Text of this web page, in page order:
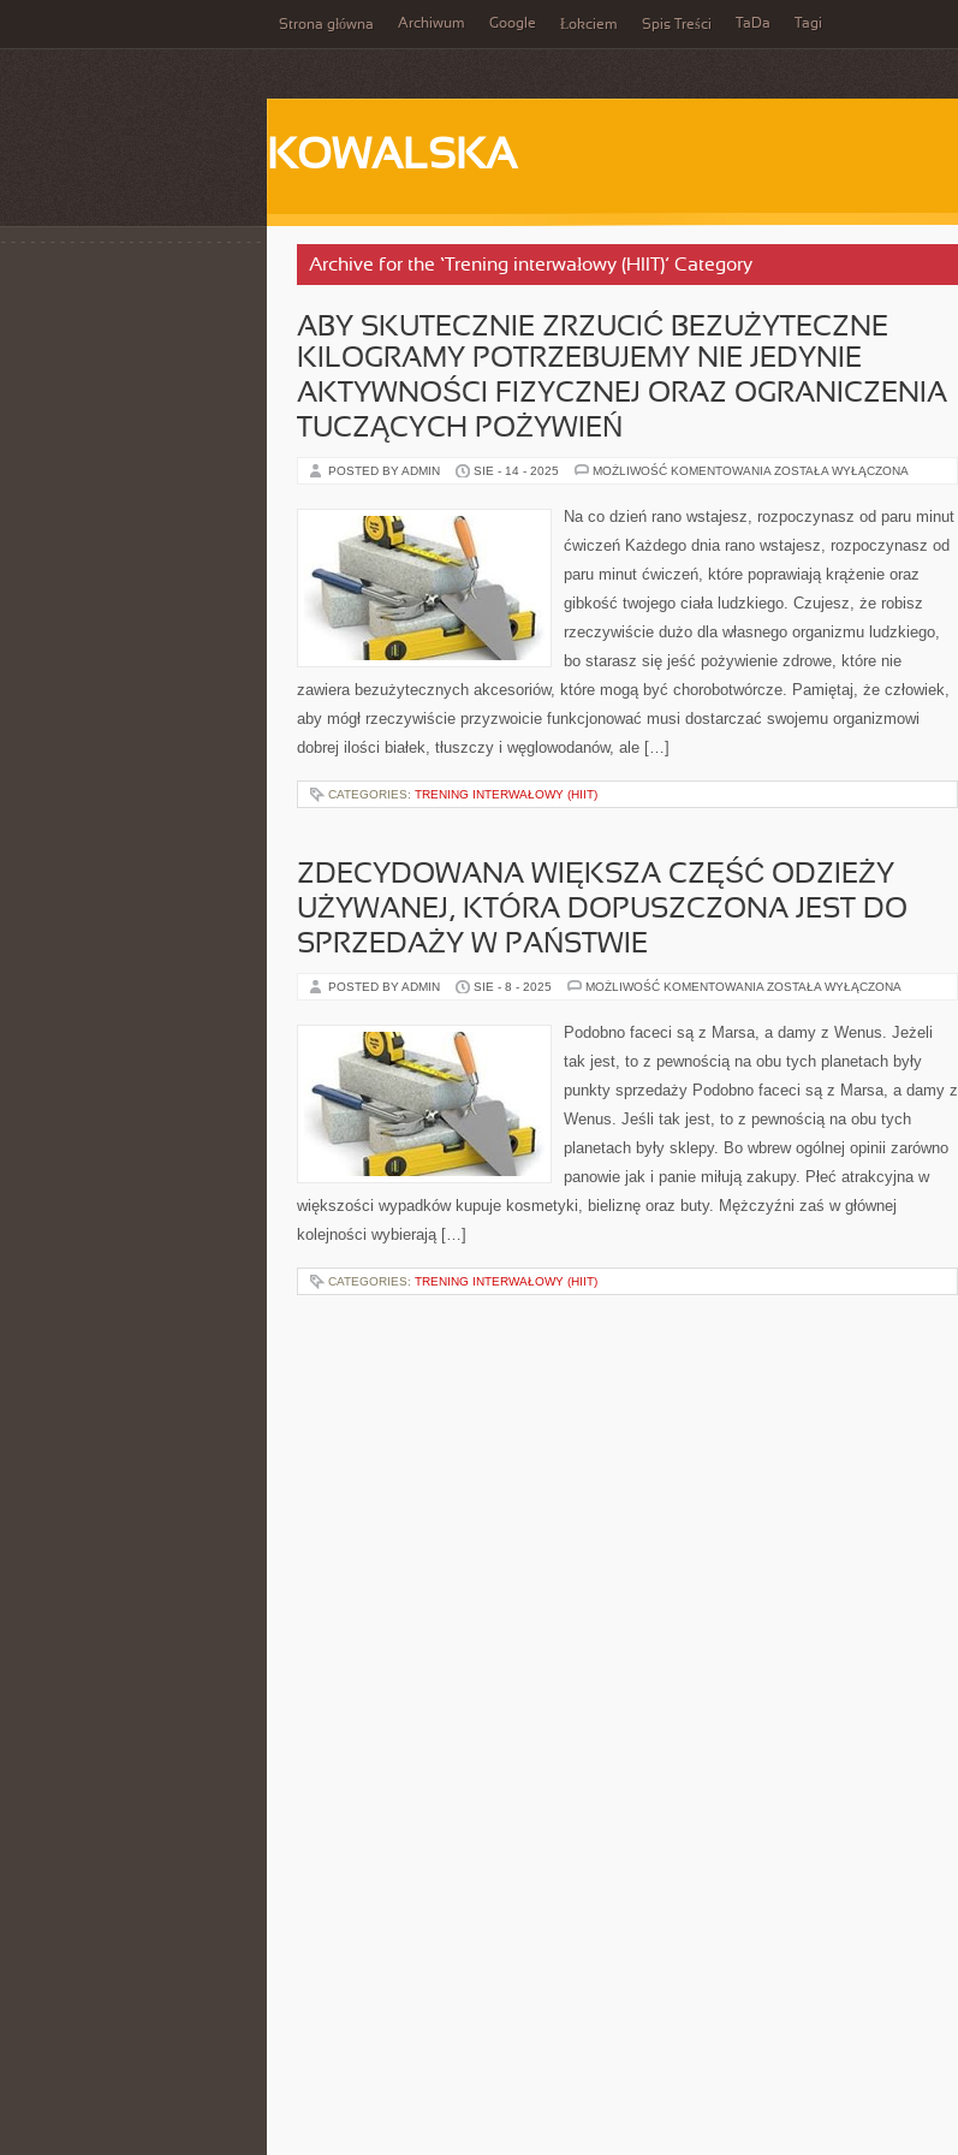
Strona główna Archiwum Google Łokciem Spis Treści TaDa Tagi
KOWALSKA
Archive for the ‘Trening interwałowy (HIIT)’ Category
ABY SKUTECZNIE ZRZUCIĆ BEZUŻYTECZNE
KILOGRAMY POTRZEBUJEMY NIE JEDYNIE
AKTYWNOŚCI FIZYCZNEJ ORAZ OGRANICZENIA
TUCZĄCYCH POŻYWIEŃ
POSTED BY ADMIN SIE - 14 - 2025 MOŻLIWOŚĆ KOMENTOWANIA ABY
KILOGRAMY
NIE
AKTYWNOŚCI
ORAZ
OGRANICZENIA
TUCZĄCYCH
POŻYWIEŃ
ZOSTAŁA WYŁĄCZONA
Na co dzień rano wstajesz, rozpoczynasz od paru minut
ćwiczeń Każdego dnia rano wstajesz, rozpoczynasz od
paru minut ćwiczeń, które poprawiają krążenie oraz
gibkość twojego ciała ludzkiego. Czujesz, że robisz
rzeczywiście dużo dla własnego organizmu ludzkiego,
bo starasz się jeść pożywienie zdrowe, które nie
zawiera bezużytecznych akcesoriów, które mogą być chorobotwórcze. Pamiętaj, że człowiek,
aby mógł rzeczywiście przyzwoicie funkcjonować musi dostarczać swojemu organizmowi
dobrej ilości białek, tłuszczy i węglowodanów, ale […]
CATEGORIES: TRENING INTERWAŁOWY (HIIT)
ZDECYDOWANA WIĘKSZA CZĘŚĆ ODZIEŻY
UŻYWANEJ, KTÓRA DOPUSZCZONA JEST DO
SPRZEDAŻY W PAŃSTWIE
POSTED BY ADMIN SIE - 8 - 2025 MOŻLIWOŚĆ KOMENTOWANIA ZDECYDOWANA
ODZIEŻY
UŻYWANEJ,
DOPUSZCZONA
DO
W
PAŃSTWIE
ZOSTAŁA WYŁĄCZONA
Podobno faceci są z Marsa, a damy z Wenus. Jeżeli
tak jest, to z pewnością na obu tych planetach były
punkty sprzedaży Podobno faceci są z Marsa, a damy z
Wenus. Jeśli tak jest, to z pewnością na obu tych
planetach były sklepy. Bo wbrew ogólnej opinii zarówno
panowie jak i panie miłują zakupy. Płeć atrakcyjna w
większości wypadków kupuje kosmetyki, bieliznę oraz buty. Mężczyźni zaś w głównej
kolejności wybierają […]
CATEGORIES: TRENING INTERWAŁOWY (HIIT)